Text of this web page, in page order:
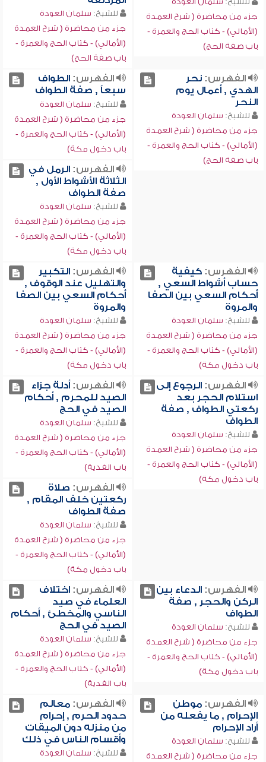
جزء من محاضرة ( شرح العمدة
(الأمالي) - كتاب الحج والعمرة -
باب صفة الحج)
للشيخ: سلمان العودة
جزء من محاضرة ( شرح العمدة
(الأمالي) - كتاب الحج والعمرة -
باب صفة الحج)
الفهرس:نحر
الهدي , أعمال يوم
النحر
للشيخ: سلمان العودة
جزء من محاضرة ( شرح العمدة
(الأمالي) - كتاب الحج والعمرة -
باب صفة الحج)
الفهرس:الطواف
سبعاً , صفة الطواف
للشيخ: سلمان العودة
جزء من محاضرة ( شرح العمدة
(الأمالي) - كتاب الحج والعمرة -
باب دخول مكة)
الفهرس:الرمل في
الثلاثة الأشواط الأول ,
صفة الطواف
للشيخ: سلمان العودة
جزء من محاضرة ( شرح العمدة
(الأمالي) - كتاب الحج والعمرة -
باب دخول مكة)
الفهرس:كيفية
حساب أشواط السعي ,
أحكام السعي بين الصفا
والمروة
للشيخ: سلمان العودة
جزء من محاضرة ( شرح العمدة
(الأمالي) - كتاب الحج والعمرة -
باب دخول مكة)
الفهرس:التكبير
والتهليل عند الوقوف ,
أحكام السعي بين الصفا
والمروة
للشيخ: سلمان العودة
جزء من محاضرة ( شرح العمدة
(الأمالي) - كتاب الحج والعمرة -
باب دخول مكة)
الفهرس:الرجوع إلى
استلام الحجر بعد
ركعتي الطواف , صفة
الطواف
للشيخ: سلمان العودة
جزء من محاضرة ( شرح العمدة
(الأمالي) - كتاب الحج والعمرة -
باب دخول مكة)
الفهرس:أدلة جزاء
الصيد للمحرم , أحكام
الصيد في الحج
للشيخ: سلمان العودة
جزء من محاضرة ( شرح العمدة
(الأمالي) - كتاب الحج والعمرة -
باب الفدية)
الفهرس: صلاة
ركعتين خلف المقام ,
صفة الطواف
للشيخ: سلمان العودة
جزء من محاضرة ( شرح العمدة
(الأمالي) - كتاب الحج والعمرة -
باب دخول مكة)
الفهرس:الدعاء بين
الركن والحجر , صفة
الطواف
للشيخ: سلمان العودة
جزء من محاضرة ( شرح العمدة
(الأمالي) - كتاب الحج والعمرة -
باب دخول مكة)
الفهرس:اختلاف
العلماء في صيد
الناسي والمخطئ , أحكام
الصيد في الحج
للشيخ: سلمان العودة
جزء من محاضرة ( شرح العمدة
(الأمالي) - كتاب الحج والعمرة -
باب الفدية)
الفهرس:موطن
الإحرام , ما يفعله من
أراد الإحرام
للشيخ: سلمان العودة
جزء من محاضرة ( شرح العمدة
الفهرس:معالم
حدود الحرم , إحرام
من منزله دون الميقات
وأقسام الناس في ذلك
للشيخ: سلمان العودة